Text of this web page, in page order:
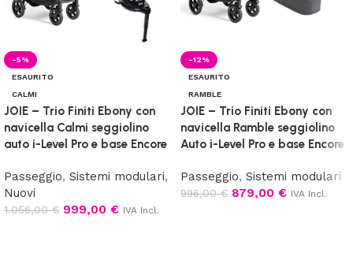
-5%
ESAURITO
CALMI
JOIE – Trio Finiti Ebony con
navicella Calmi seggiolino
auto i-Level Pro e base Encore
Passeggio, Sistemi modulari,
Nuovi
1.056,00€ 999,00 € IVA Incl.
-12%
ESAURITO
RAMBLE
JOIE – Trio Finiti Ebony con
navicella Ramble seggiolino
Auto i-Level Pro e base Encore
Passeggio, Sistemi modulari
996,00€ 879,00 € IVA Incl.